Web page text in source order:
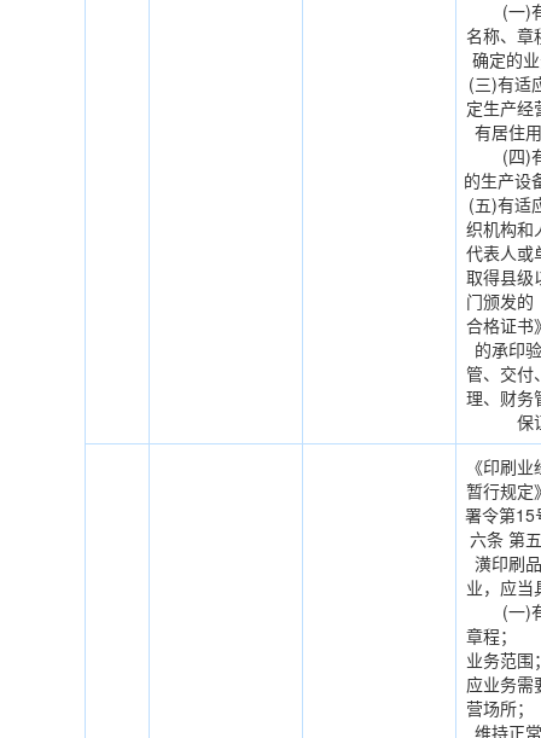
(一)有
名称、
确定
(三)有适
定生产经
有居住
(四)有
的生产
(五)有适
织机构和
代表人或
取得县级
门颁发的
合格证书
的承印
管、交付
理、财务
保
《印刷
暂行规定
署令第15
六条 第
潢印刷
业，应当
(一)有
章程；
业务范
应业务需
营场所
维持正